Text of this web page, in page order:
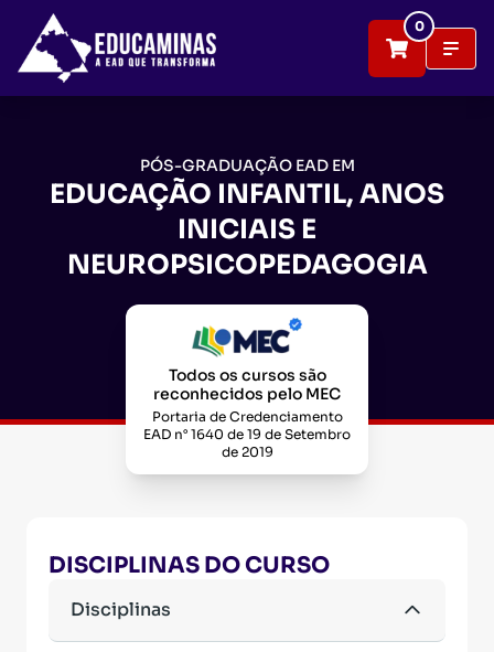
0
PÓS-GRADUAÇÃO EAD EM
EDUCAÇÃO INFANTIL, ANOS
INICIAIS E
NEUROPSICOPEDAGOGIA
Todos os cursos são
reconhecidos pelo MEC
Portaria de Credenciamento
EAD n° 1640 de 19 de Setembro
de 2019
DISCIPLINAS DO CURSO
Disciplinas